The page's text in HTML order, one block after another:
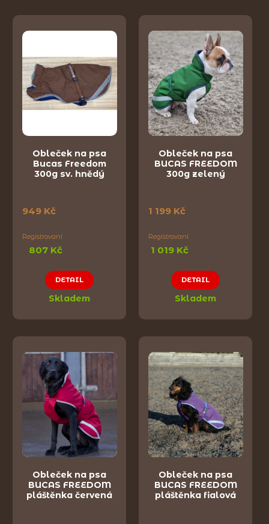
Obleček na psa
Bucas Freedom
300g sv. hnědý
949 Kč
Registrovaní
807 Kč
DETAIL
Skladem
Obleček na psa
BUCAS FREEDOM
300g zelený
1 199 Kč
Registrovaní
1 019 Kč
DETAIL
Skladem
Obleček na psa
BUCAS FREEDOM
pláštěnka červená
Obleček na psa
BUCAS FREEDOM
pláštěnka fialová